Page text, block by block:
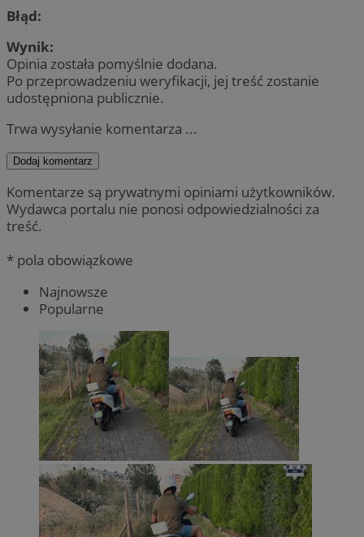
Błąd:
Wynik:
Opinia została pomyślnie dodana.
Po przeprowadzeniu weryfikacji, jej treść zostanie
udostępniona publicznie.
Trwa wysyłanie komentarza ...
Dodaj komentarz
Komentarze są prywatnymi opiniami użytkowników.
Wydawca portalu nie ponosi odpowiedzialności za
treść.
* pola obowiązkowe
Najnowsze
Popularne